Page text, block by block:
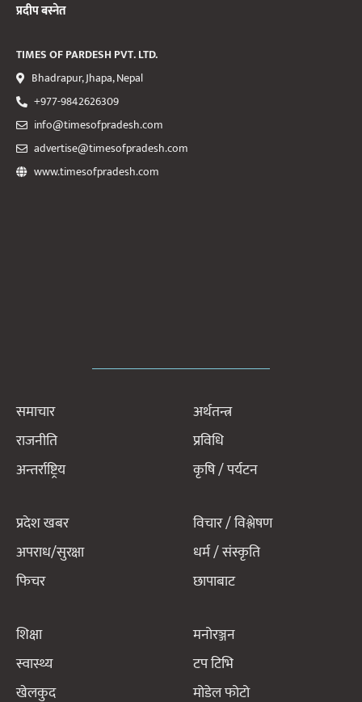
प्रदीप बस्नेत
TIMES OF PARDESH PVT. LTD.
Bhadrapur, Jhapa, Nepal
+977-9842626309
info@timesofpradesh.com
advertise@timesofpradesh.com
www.timesofpradesh.com
समाचार
राजनीति
अन्तर्राष्ट्रिय
अर्थतन्त्र
प्रविधि
कृषि / पर्यटन
प्रदेश खबर
अपराध/सुरक्षा
फिचर
विचार / विश्लेषण
धर्म / संस्कृति
छापाबाट
शिक्षा
स्वास्थ्य
खेलकुद
मनोरञ्जन
टप टिभि
मोडेल फोटो